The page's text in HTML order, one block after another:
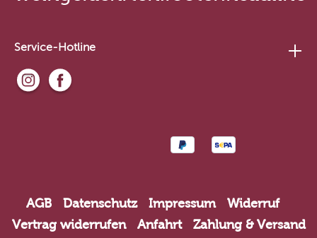
Service-Hotline
AGB Datenschutz Impressum
Widerruf
Vertrag widerrufen
Anfahrt Zahlung & Versand